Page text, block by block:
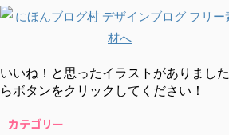
いいね！と思ったイラストがありました
らボタンをクリックしてください！
カテゴリー